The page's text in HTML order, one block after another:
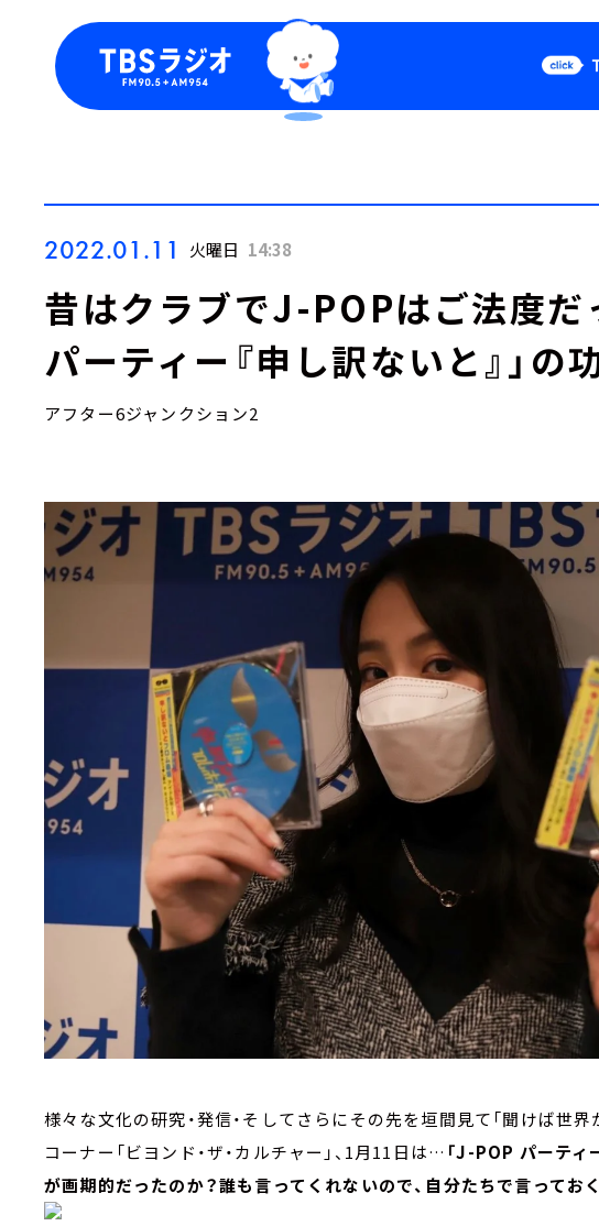
Podcast
2022.01.11 火曜日 14:38
昔はクラブでJ-POPはご法度だ
パーティー『申し訳ないと』」の
アフター6ジャンクション2
様々な文化の研究・発信・そしてさらにその先を垣間見て「聞けば世
コーナー「ビヨンド・ザ・カルチャー」、1月11日は… 「J-POP パーティ
が画期的だったのか？誰も言ってくれないので、自分たちで言っておく